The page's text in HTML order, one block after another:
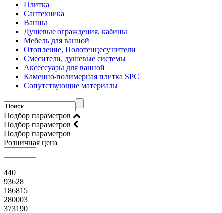
Плитка
Сантехника
Ванны
Душевые ограждения, кабины
Мебель для ванной
Отопление, Полотенцесушители
Смесители, душевые системы
Аксессуары для ванной
Каменно-полимерная плитка SPC
Сопутствующие материалы
Подбор параметров
Подбор параметров
Подбор параметров
Розничная цена
440
93628
186815
280003
373190